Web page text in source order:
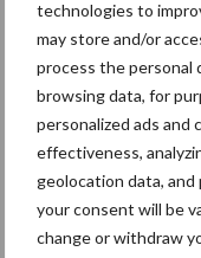
technologies to
may store and/or
process the personal
browsing data, for
personalized ads and
effectiveness,
geolocation data,
your consent will be
change or withdraw